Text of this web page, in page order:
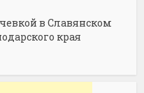
в Славянском
края